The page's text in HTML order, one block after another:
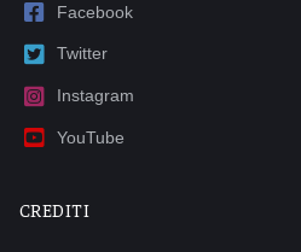
Facebook
Twitter
Instagram
YouTube
CREDITI